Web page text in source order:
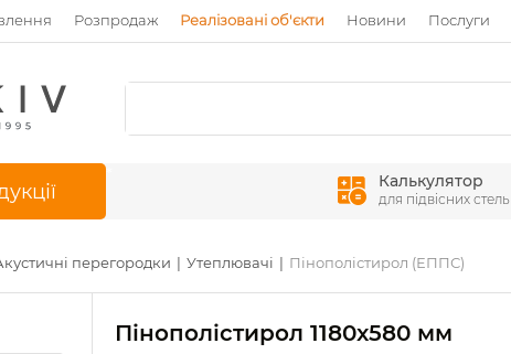
Розпродаж Реалізовані об'єкти Новини Послуги
Калькулятор
для підвісних стель
перегородки Утеплювачі Пінополістирол (ЕППС)
Пінополістирол 1180x580 мм